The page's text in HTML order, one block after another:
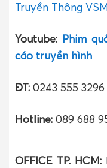
Truyền Thông
Youtube: Phim
cáo truyền hình
ĐT: 0243 555 3296
Hotline: 089 688
OFFICE TP. HCM: